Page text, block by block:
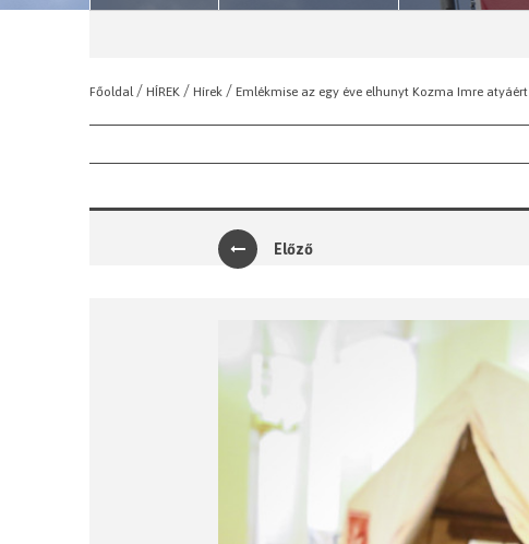
Főoldal / HÍREK / Hírek / Emlékmise az egy éve elhunyt Kozma Imre atyáért
Előző